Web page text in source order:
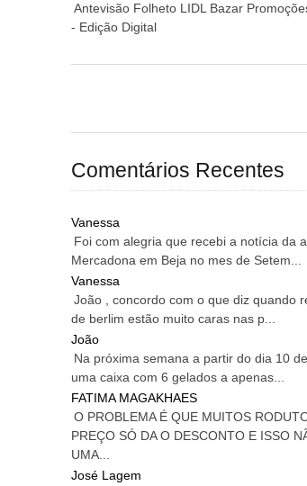
Antevisão Folheto LIDL Bazar
- Edição Digital
Comentários Recentes
Vanessa
Foi com alegria que recebi a notícia da
Mercadona em Beja no mes de Setem...
Vanessa
João , concordo com o que diz quando
de berlim estão muito caras nas p...
João
Na próxima semana a partir do dia 10
uma caixa com 6 gelados a apenas...
FATIMA MAGAKHAES
O PROBLEMA É QUE MUITOS
PREÇO SÓ DA O DESCONTO E ISSO
UMA...
José Lagem